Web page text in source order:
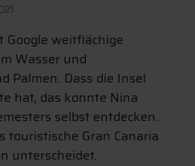
Google weitflächige
Wasser und
Palmen. Dass die Insel
hat, das konnte Nina
selbst entdecken.
touristische Gran Canaria
unterscheidet.